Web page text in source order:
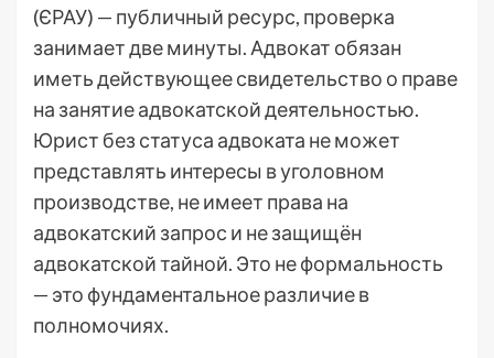
(ЄРАУ) — публичный ресурс, проверка
занимает две минуты. Адвокат обязан
иметь действующее свидетельство о праве
на занятие адвокатской деятельностью.
Юрист без статуса адвоката не может
представлять интересы в уголовном
производстве, не имеет права на
адвокатский запрос и не защищён
адвокатской тайной. Это не формальность
— это фундаментальное различие в
полномочиях.